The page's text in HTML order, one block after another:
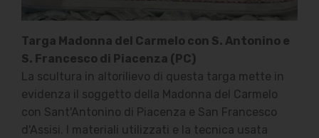
Targa Madonna del Carmelo con S. Antonino e
S. Francesco di Piacenza (PC)
La scultura in altorilievo di questa targa mette in
evidenza il soggetto della Madonna del Carmelo
con Sant'Antonino di Piacenza e San Francesco
d'Assisi. I materiali utilizzati e la tecnica usata